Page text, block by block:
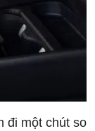
đi một chút so